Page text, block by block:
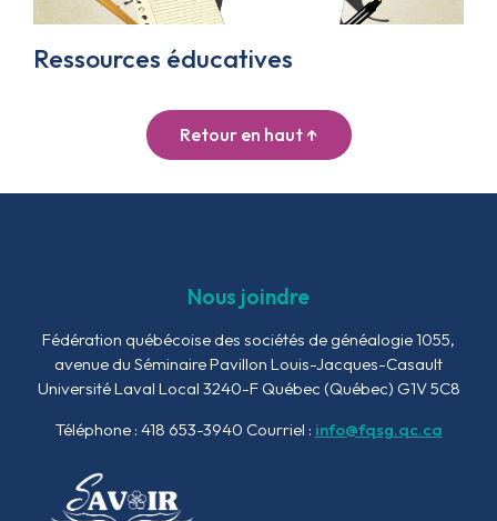
Ressources éducatives
Retour en haut ↑
Nous joindre
Fédération québécoise des sociétés de généalogie1055,
avenue du SéminairePavillon Louis-Jacques-Casault
Université Laval Local 3240-FQuébec (Québec) G1V 5C8
Téléphone : 418 653-3940 Courriel : info@fqsg.qc.ca